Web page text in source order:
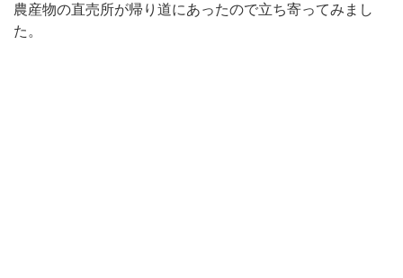
農産物の直売所が帰り道にあったので立ち寄ってみまし
た。